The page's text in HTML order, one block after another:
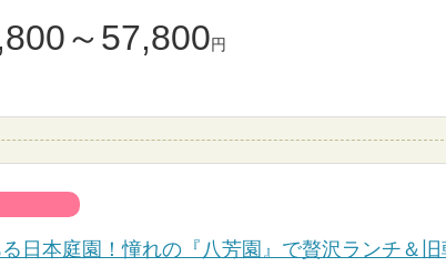
～57,800円
日本庭園！憧れの『八芳園』で贅沢ランチ＆